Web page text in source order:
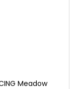
Meadow